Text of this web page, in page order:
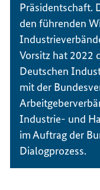
Präsidentschaft.
den führenden
Vorsitz hat 2022
Deutschen
mit der
Industrie- und
im Auftrag der
Dialogprozess.